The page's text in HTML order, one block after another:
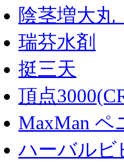
陰茎増大丸
瑞芬水剤
挺三天
頂点
MaxMan ペ
ハーバル